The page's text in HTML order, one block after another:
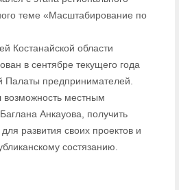
теме «Масштабирование по
Костанайской области
в сентябре текущего года
Палаты предпринимателей.
возможность местным
Анкауова, получить
развития своих проектов и
состязанию.